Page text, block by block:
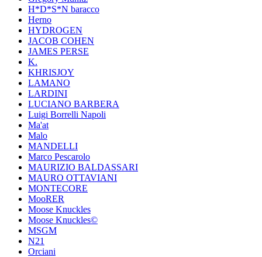
H*D*S*N baracco
Herno
HYDROGEN
JACOB COHEN
JAMES PERSE
K.
KHRISJOY
LAMANO
LARDINI
LUCIANO BARBERA
Luigi Borrelli Napoli
Ma'at
Malo
MANDELLI
Marco Pescarolo
MAURIZIO BALDASSARI
MAURO OTTAVIANI
MONTECORE
MooRER
Moose Knuckles
Moose Knuckles©️
MSGM
N21
Orciani